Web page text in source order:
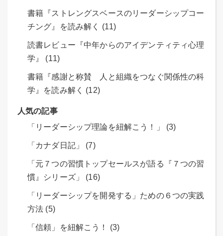
書籍『ストレングスベースのリーダーシップコー
チング』を読み解く (11)
読書レビュー『中年からのアイデンティティ心理
学』 (11)
書籍『感謝と称賛 人と組織をつなぐ関係性の科
学』を読み解く (12)
人気の記事
「リーダーシップ理論を紐解こう！」 (3)
「カナダ日記」 (7)
「元７つの習慣トップセールスが語る『７つの習
慣』シリーズ」 (16)
「リーダーシップを開発する」ための６つの実践
方法 (5)
「信頼」を紐解こう！ (3)